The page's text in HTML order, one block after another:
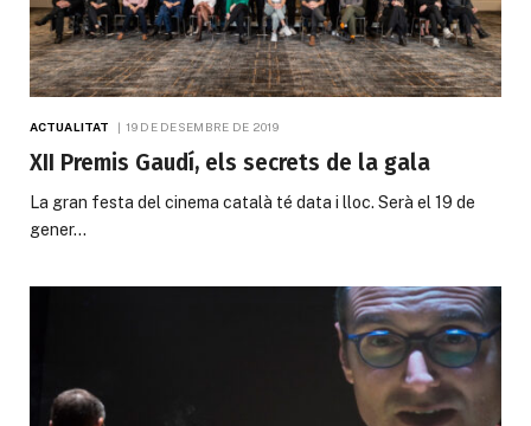
ACTUALITAT 19 DE DESEMBRE DE 2019
XII Premis Gaudí, els secrets de la gala
La gran festa del cinema català té data i lloc. Serà el 19 de
gener…